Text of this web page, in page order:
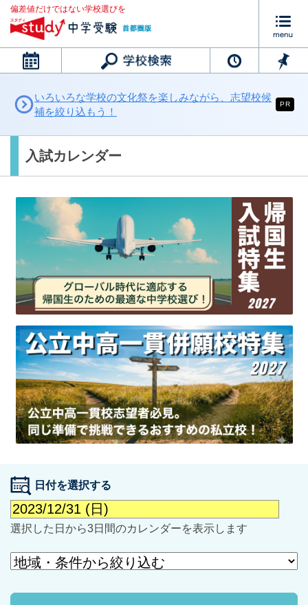
偏差値だけではない学校選びを
カレンダー
最近見た学校
学校閲覧履歴はありません
ブックマークした学校
ブックマークした学校はありません
いろいろな学校の文化祭を楽しみながら、志望校候
補を絞り込もう！
PR
入試カレンダー
日付を選択する
選択した日から3日間のカレンダーを表示します